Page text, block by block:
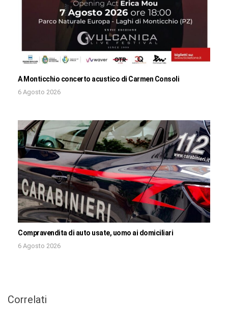
A Monticchio concerto acustico di Carmen Consoli
6 Agosto 2026
Compravendita di auto usate, uomo ai domiciliari
6 Agosto 2026
Correlati